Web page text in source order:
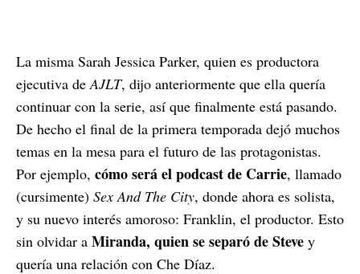
La misma Sarah Jessica Parker, quien es productora
ejecutiva de AJLT, dijo anteriormente que ella quería
continuar con la serie, así que finalmente está pasando.
De hecho el final de la primera temporada dejó muchos
temas en la mesa para el futuro de las protagonistas.
Por ejemplo, cómo será el podcast de Carrie, llamado
(cursimente) Sex And The City, donde ahora es solista,
y su nuevo interés amoroso: Franklin, el productor. Esto
sin olvidar a Miranda, quien se separó de Steve y
quería una relación con Che Díaz.